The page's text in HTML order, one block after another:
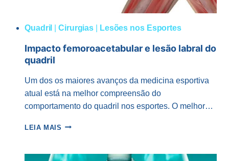
Quadril |Cirurgias Lesões nos Esportes
Impacto femoroacetabular e lesão labral do
quadril
Um dos os maiores avanços da medicina esportiva
atual está na melhor compreensão do
comportamento do quadril nos esportes. O melhor…
LEIA MAIS IMPACTO
LESÃO